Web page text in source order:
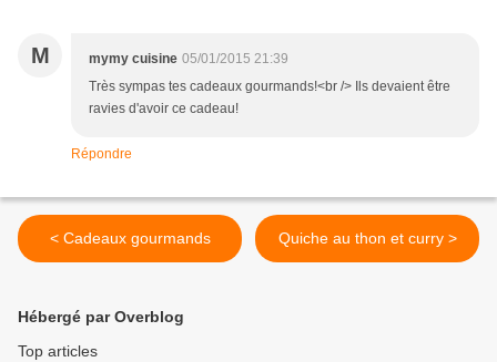
M mymy cuisine 05/01/2015 21:39
Très sympas tes cadeaux gourmands!<br /> Ils devaient être
ravies d'avoir ce cadeau!
Répondre
< Cadeaux gourmands Quiche au thon et curry >
Hébergé par Overblog
Top articles